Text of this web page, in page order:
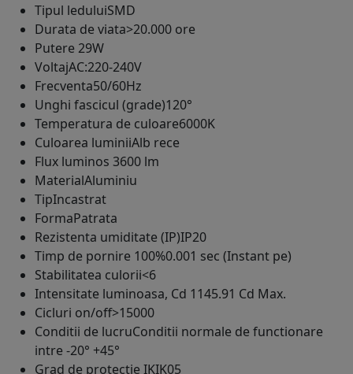
Tipul leduluiSMD
Durata de viata>20.000 ore
Putere 29W
VoltajAC:220-240V
Frecventa50/60Hz
Unghi fascicul (grade)120°
Temperatura de culoare6000K
Culoarea luminiiAlb rece
Flux luminos 3600 lm
MaterialAluminiu
TipIncastrat
FormaPatrata
Rezistenta umiditate (IP)IP20
Timp de pornire 100%0.001 sec (Instant pe)
Stabilitatea culorii<6
Intensitate luminoasa, Cd 1145.91 Cd Max.
Cicluri on/off>15000
Conditii de lucruConditii normale de functionare
intre -20° +45°
Grad de protectie IKIK05